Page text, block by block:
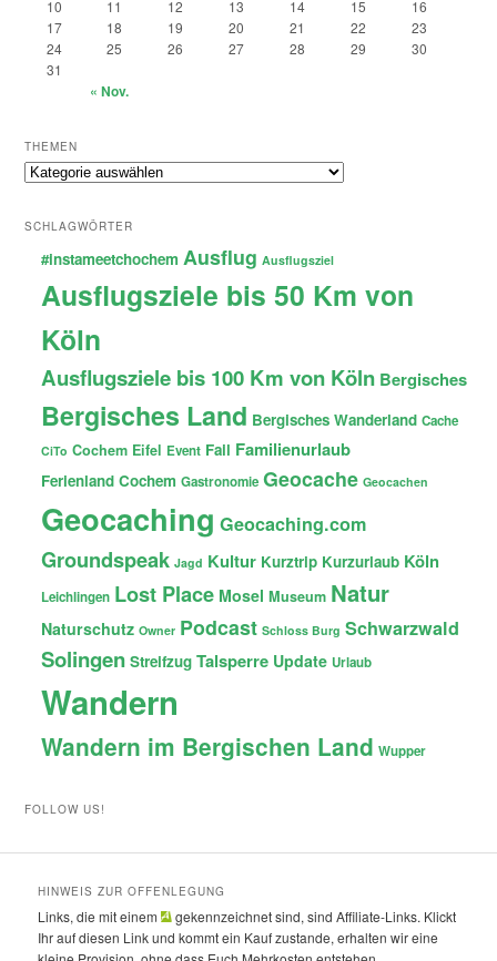
10
11 12 13 14 15
16
17
18 19 20 21 22
23
24
25 26 27 28 29
30
31
« Nov.
THEMEN
Themen
SCHLAGWÖRTER
#instameetchochem Ausflug Ausflugsziel
Ausflugsziele bis 50 Km von
Köln
Ausflugsziele bis 100 Km von Köln Bergisches
Bergisches Land Bergisches Wanderland Cache
CiTo Cochem Eifel Event Fail Familienurlaub
Ferienland Cochem Gastronomie Geocache Geocachen
Geocaching Geocaching.com
Groundspeak Jagd Kultur Kurztrip Kurzurlaub Köln
Leichlingen Lost Place Mosel Museum Natur
Naturschutz Owner Podcast Schloss Burg Schwarzwald
Solingen Streifzug Talsperre Update Urlaub
Wandern
Wandern im Bergischen Land Wupper
FOLLOW US!
HINWEIS ZUR OFFENLEGUNG
Links, die mit einem
gekennzeichnet sind, sind Affiliate-Links. Klickt
Ihr auf diesen Link und kommt ein Kauf zustande, erhalten wir eine